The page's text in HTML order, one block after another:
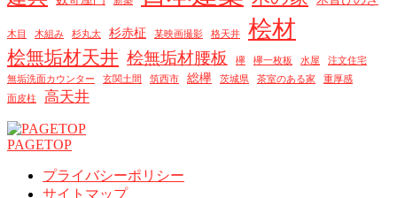
木目 木組み 杉丸太 杉赤柾 某映画撮影 格天井 桧材
桧無垢材天井 桧無垢材腰板 欅 欅一枚板 水屋
注文住宅
無垢洗面カウンター
玄関土間 筑西市 総欅 茨城県 茶室のある家
重厚感
面皮柱
高天井
PAGETOP
プライバシーポリシー
サイトマップ